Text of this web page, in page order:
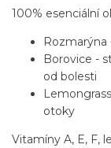
100% esenciální
Rozmarýna
Borovice -
od bolesti
otoky
Vitamíny A, E, F,